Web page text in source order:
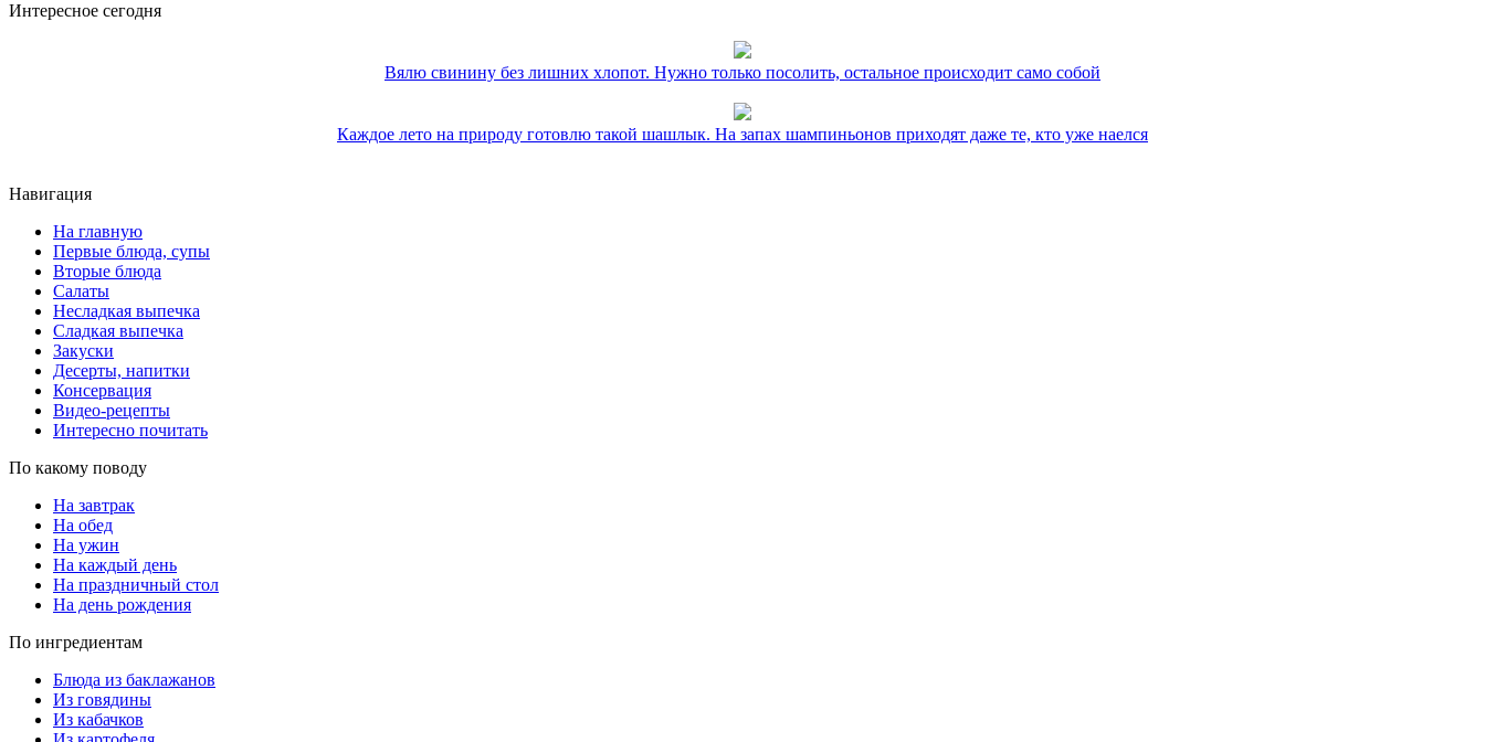
Интересное сегодня
Вялю свинину без лишних хлопот. Нужно только посолить, остальное происходит само собой
Каждое лето на природу готовлю такой шашлык. На запах шампиньонов приходят даже те, кто уже наелся
Навигация
На главную
Первые блюда, супы
Вторые блюда
Салаты
Несладкая выпечка
Сладкая выпечка
Закуски
Десерты, напитки
Консервация
Видео-рецепты
Интересно почитать
По какому поводу
На завтрак
На обед
На ужин
На каждый день
На праздничный стол
На день рождения
По ингредиентам
Блюда из баклажанов
Из говядины
Из кабачков